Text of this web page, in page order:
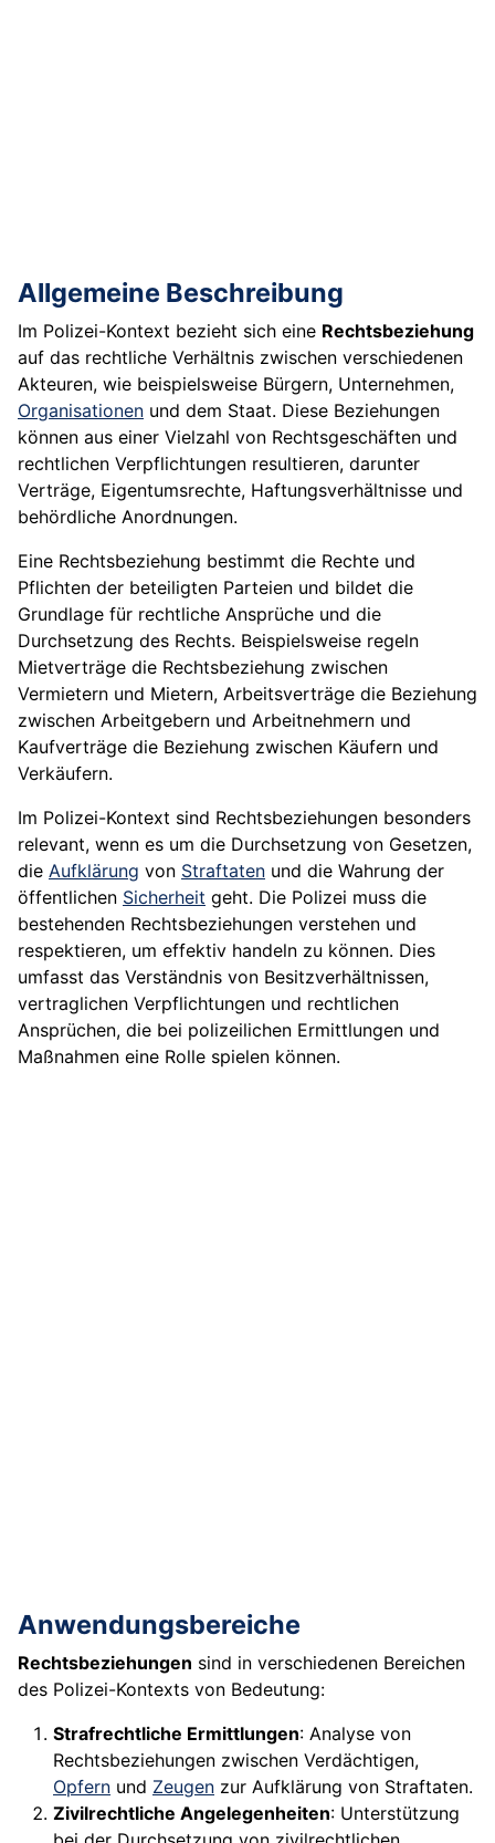
Allgemeine Beschreibung
Im Polizei-Kontext bezieht sich eine Rechtsbeziehung
auf das rechtliche Verhältnis zwischen verschiedenen
Akteuren, wie beispielsweise Bürgern, Unternehmen,
Organisationen und dem Staat. Diese Beziehungen
können aus einer Vielzahl von Rechtsgeschäften und
rechtlichen Verpflichtungen resultieren, darunter
Verträge, Eigentumsrechte, Haftungsverhältnisse und
behördliche Anordnungen.
Eine Rechtsbeziehung bestimmt die Rechte und
Pflichten der beteiligten Parteien und bildet die
Grundlage für rechtliche Ansprüche und die
Durchsetzung des Rechts. Beispielsweise regeln
Mietverträge die Rechtsbeziehung zwischen
Vermietern und Mietern, Arbeitsverträge die Beziehung
zwischen Arbeitgebern und Arbeitnehmern und
Kaufverträge die Beziehung zwischen Käufern und
Verkäufern.
Im Polizei-Kontext sind Rechtsbeziehungen besonders
relevant, wenn es um die Durchsetzung von Gesetzen,
die Aufklärung von Straftaten und die Wahrung der
öffentlichen Sicherheit geht. Die Polizei muss die
bestehenden Rechtsbeziehungen verstehen und
respektieren, um effektiv handeln zu können. Dies
umfasst das Verständnis von Besitzverhältnissen,
vertraglichen Verpflichtungen und rechtlichen
Ansprüchen, die bei polizeilichen Ermittlungen und
Maßnahmen eine Rolle spielen können.
Anwendungsbereiche
Rechtsbeziehungen sind in verschiedenen Bereichen
des Polizei-Kontexts von Bedeutung:
Strafrechtliche Ermittlungen: Analyse von
Rechtsbeziehungen zwischen Verdächtigen,
Opfern und Zeugen zur Aufklärung von Straftaten.
Zivilrechtliche Angelegenheiten: Unterstützung